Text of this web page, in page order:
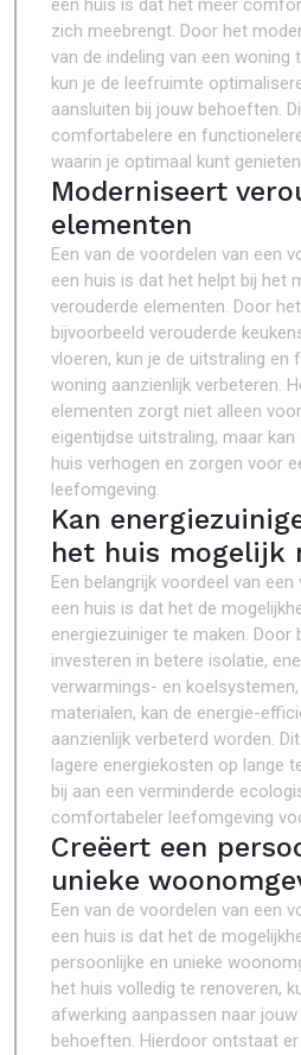
een huis is dat het meer
zich meebrengt. Door het
van de indeling van een woning
kun je de leefruimte
aansluiten bij jouw behoeften.
comfortabelere en
waarin je optimaal kunt
Moderniseert
elementen
Een van de voordelen van een
een huis is dat het helpt bij het
verouderde elementen. Door
bijvoorbeeld verouderde
vloeren, kun je de uitstraling en
woning aanzienlijk verbeteren.
elementen zorgt niet alleen
eigentijdse uitstraling, maar
huis verhogen en zorgen voor
leefomgeving.
Kan
het huis mogelijk
Een belangrijk voordeel van
een huis is dat het de
energiezuiniger te maken. Door
investeren in betere isolatie,
verwarmings- en
materialen, kan de energie-
aanzienlijk verbeterd worden.
lagere energiekosten op lange
bij aan een verminderde
comfortabeler leefomgeving
Creëert een
unieke
Een van de voordelen van een
een huis is dat het de
persoonlijke en unieke
het huis volledig te renoveren,
afwerking aanpassen naar
behoeften. Hierdoor ontstaat